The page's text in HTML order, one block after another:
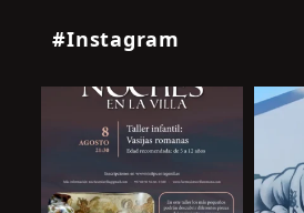
#Instagram